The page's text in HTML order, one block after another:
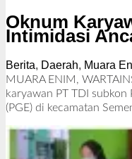
Oknum
Intimidasi
Berita, Daerah, Muara
MUARA ENIM,
karyawan PT TDI subkon
(PGE) di kecamatan